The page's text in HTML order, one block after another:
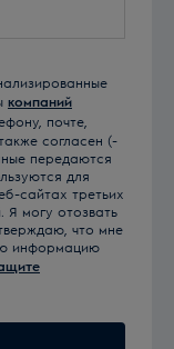
компаний
почте,
согласен (-
передаются
для
сайтах третьих
Я могу отозвать
что мне
информацию